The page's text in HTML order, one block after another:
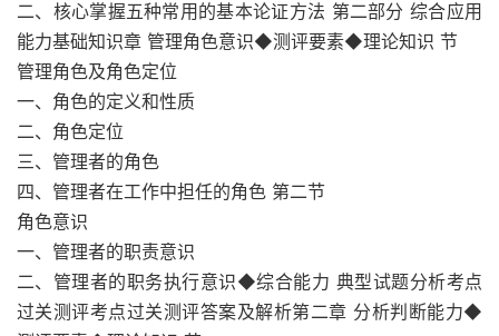
二、核心掌握五种常用的基本论证方法 第二部分 综合应用
能力基础知识章 管理角色意识◆测评要素◆理论知识 节
管理角色及角色定位
一、角色的定义和性质
二、角色定位
三、管理者的角色
四、管理者在工作中担任的角色 第二节
角色意识
一、管理者的职责意识
二、管理者的职务执行意识◆综合能力 典型试题分析考点
过关测评考点过关测评答案及解析第二章 分析判断能力◆